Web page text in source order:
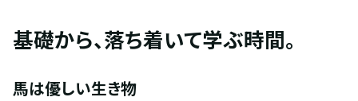
基礎から、落ち着いて学ぶ時間。
馬は優しい生き物